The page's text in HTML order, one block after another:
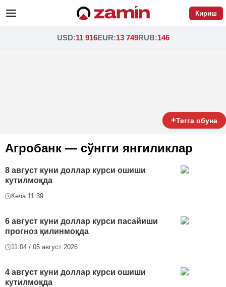
Кириш
USD:11 916EUR:13 749RUB:146
+Тегга обуна
Агробанк — сўнгги янгиликлар
8 август куни доллар курси ошиши
кутилмоқда
Кеча 11:39
6 август куни доллар курси пасайиши
прогноз қилинмоқда
11:04 / 05 август 2026
4 август куни доллар курси ошиши
кутилмоқда